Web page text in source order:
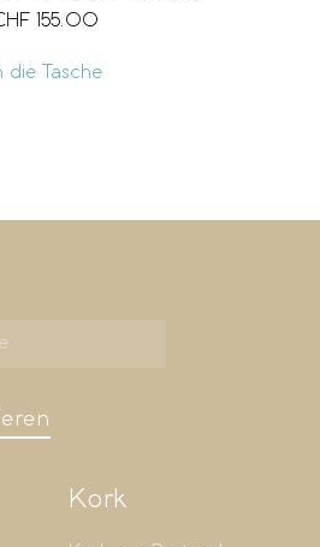
155.00
die Tasche
Kork